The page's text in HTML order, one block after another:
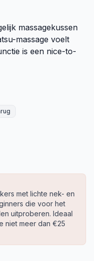
massagekussen
massage voelt
is een nice-to-
met lichte nek- en
die voor het
uitproberen. Ideaal
niet meer dan €25